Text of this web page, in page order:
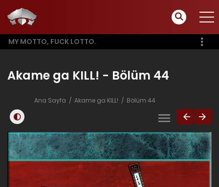
MY MOTTO, FUCK LOTTO.
Akame ga KILL! - Bölüm 44
Ana Sayfa Akame ga KILL! Bölüm 44